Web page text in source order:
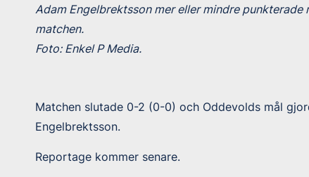
Adam Engelbrektsson mer eller mindre
matchen.
Foto: Enkel P Media.
Matchen slutade 0-2 (0-0) och Oddevolds mål
Engelbrektsson.
Reportage kommer senare.